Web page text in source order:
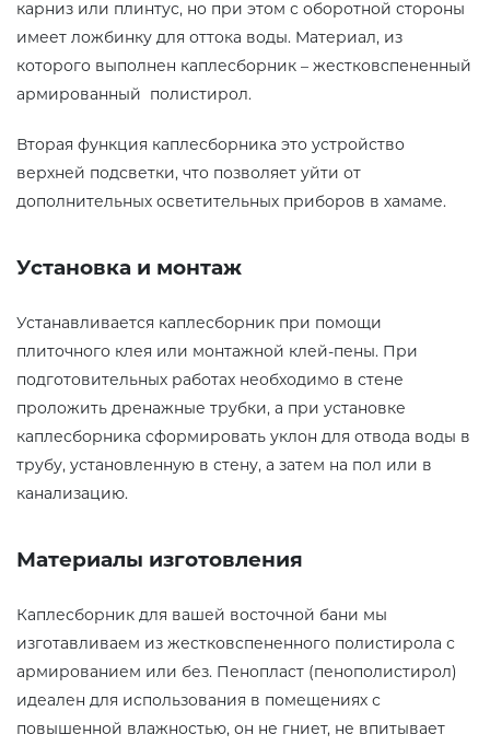
карниз или плинтус, но при этом с оборотной стороны
имеет ложбинку для оттока воды. Материал, из
которого выполнен каплесборник – жестковспененный
армированный полистирол.
Вторая функция каплесборника это устройство
верхней подсветки, что позволяет уйти от
дополнительных осветительных приборов в хамаме.
Установка и монтаж
Устанавливается каплесборник при помощи
плиточного клея или монтажной клей-пены. При
подготовительных работах необходимо в стене
проложить дренажные трубки, а при установке
каплесборника сформировать уклон для отвода воды в
трубу, установленную в стену, а затем на пол или в
канализацию.
Материалы изготовления
Каплесборник для вашей восточной бани мы
изготавливаем из жестковспененного полистирола с
армированием или без. Пенопласт (пенополистирол)
идеален для использования в помещениях с
повышенной влажностью, он не гниет, не впитывает